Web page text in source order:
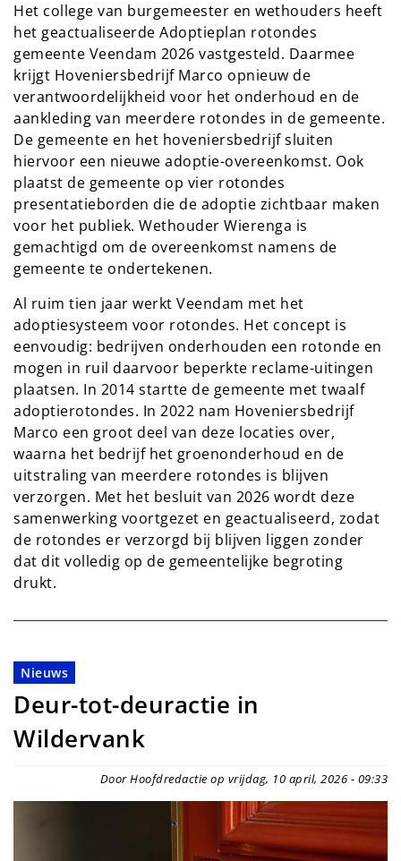
Het college van burgemeester en wethouders heeft
het geactualiseerde Adoptieplan rotondes
gemeente Veendam 2026 vastgesteld. Daarmee
krijgt Hoveniersbedrijf Marco opnieuw de
verantwoordelijkheid voor het onderhoud en de
aankleding van meerdere rotondes in de gemeente.
De gemeente en het hoveniersbedrijf sluiten
hiervoor een nieuwe adoptie-overeenkomst. Ook
plaatst de gemeente op vier rotondes
presentatieborden die de adoptie zichtbaar maken
voor het publiek. Wethouder Wierenga is
gemachtigd om de overeenkomst namens de
gemeente te ondertekenen.
Al ruim tien jaar werkt Veendam met het
adoptiesysteem voor rotondes. Het concept is
eenvoudig: bedrijven onderhouden een rotonde en
mogen in ruil daarvoor beperkte reclame-uitingen
plaatsen. In 2014 startte de gemeente met twaalf
adoptierotondes. In 2022 nam Hoveniersbedrijf
Marco een groot deel van deze locaties over,
waarna het bedrijf het groenonderhoud en de
uitstraling van meerdere rotondes is blijven
verzorgen. Met het besluit van 2026 wordt deze
samenwerking voortgezet en geactualiseerd, zodat
de rotondes er verzorgd bij blijven liggen zonder
dat dit volledig op de gemeentelijke begroting
drukt.
Nieuws
Deur-tot-deuractie in
Wildervank
Door Hoofdredactie op vrijdag, 10 april, 2026 - 09:33